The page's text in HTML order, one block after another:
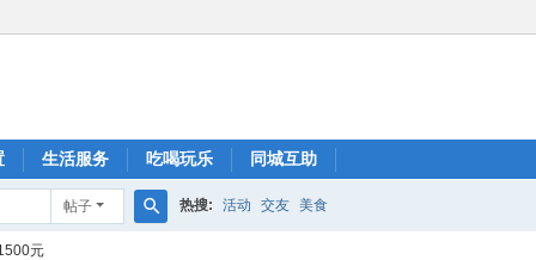
生活服务 吃喝玩乐 同城互助
帖子 热搜: 活动 交友 美食
元